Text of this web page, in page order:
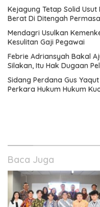
Kejagung Tetap Solid
Berat Di Ditengah
Mendagri Usulkan
Kesulitan Gaji Pegawai
Febrie Adriansyah Bakal
Silakan, Itu Hak Dugaan
Sidang Perdana Gus
Perkara Hukum Hukum
Baca Juga